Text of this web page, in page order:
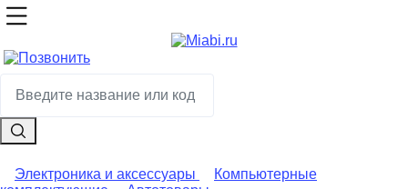
Электроника и аксессуары
Компьютерные